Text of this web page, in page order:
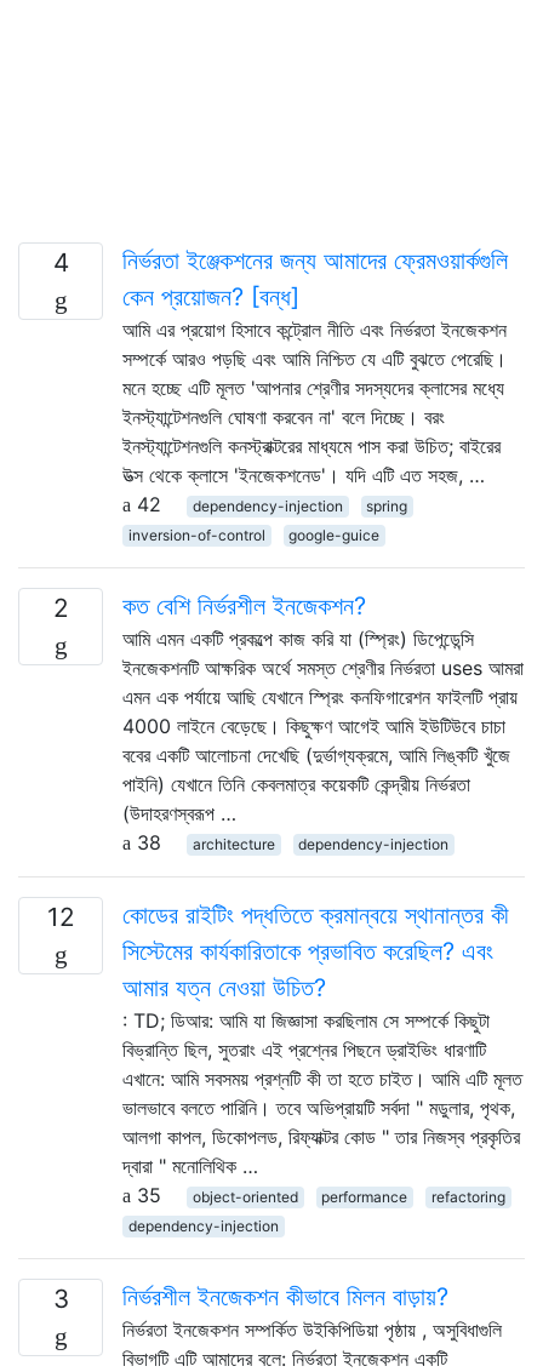
4
নির্ভরতা ইঞ্জেকশনের জন্য আমাদের ফ্রেমওয়ার্কগুলি
কেন প্রয়োজন? [বন্ধ]
আমি এর প্রয়োগ হিসাবে কন্ট্রোল নীতি এবং নির্ভরতা ইনজেকশন
সম্পর্কে আরও পড়ছি এবং আমি নিশ্চিত যে এটি বুঝতে পেরেছি।
মনে হচ্ছে এটি মূলত 'আপনার শ্রেণীর সদস্যদের ক্লাসের মধ্যে
ইনস্ট্যান্টেশনগুলি ঘোষণা করবেন না' বলে দিচ্ছে। বরং
ইনস্ট্যান্টেশনগুলি কনস্ট্রাক্টরের মাধ্যমে পাস করা উচিত; বাইরের
উত্স থেকে ক্লাসে 'ইনজেকশনেড'। যদি এটি এত সহজ, …
42
dependency-injection
spring
inversion-of-control
google-guice
2 কত বেশি নির্ভরশীল ইনজেকশন?
আমি এমন একটি প্রকল্পে কাজ করি যা (স্প্রিং) ডিপেন্ডেন্সি
ইনজেকশনটি আক্ষরিক অর্থে সমস্ত শ্রেণীর নির্ভরতা uses আমরা
এমন এক পর্যায়ে আছি যেখানে স্প্রিং কনফিগারেশন ফাইলটি প্রায়
4000 লাইনে বেড়েছে। কিছুক্ষণ আগেই আমি ইউটিউবে চাচা
ববের একটি আলোচনা দেখেছি (দুর্ভাগ্যক্রমে, আমি লিঙ্কটি খুঁজে
পাইনি) যেখানে তিনি কেবলমাত্র কয়েকটি কেন্দ্রীয় নির্ভরতা
(উদাহরণস্বরূপ …
38
architecture dependency-injection
12
কোডের রাইটিং পদ্ধতিতে ক্রমান্বয়ে স্থানান্তর কী
সিস্টেমের কার্যকারিতাকে প্রভাবিত করেছিল? এবং
আমার যত্ন নেওয়া উচিত?
: TD; ডিআর: আমি যা জিজ্ঞাসা করছিলাম সে সম্পর্কে কিছুটা
বিভ্রান্তি ছিল, সুতরাং এই প্রশ্নের পিছনে ড্রাইভিং ধারণাটি
এখানে: আমি সবসময় প্রশ্নটি কী তা হতে চাইত। আমি এটি মূলত
ভালভাবে বলতে পারিনি। তবে অভিপ্রায়টি সর্বদা " মডুলার, পৃথক,
আলগা কাপল, ডিকোপলড, রিফ্যাক্টর কোড " তার নিজস্ব প্রকৃতির
দ্বারা " মনোলিথিক …
35
object-oriented performance
refactoring
dependency-injection
3 নির্ভরশীল ইনজেকশন কীভাবে মিলন বাড়ায়?
নির্ভরতা ইনজেকশন সম্পর্কিত উইকিপিডিয়া পৃষ্ঠায় , অসুবিধাগুলি
বিভাগটি এটি আমাদের বলে: নির্ভরতা ইনজেকশন একটি